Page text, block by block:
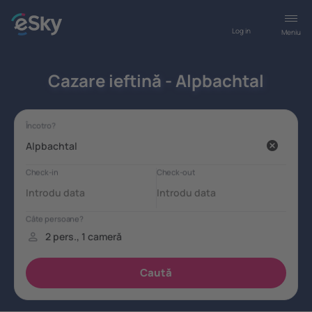
Meniu
Log in
Cazare ieftină - Alpbachtal